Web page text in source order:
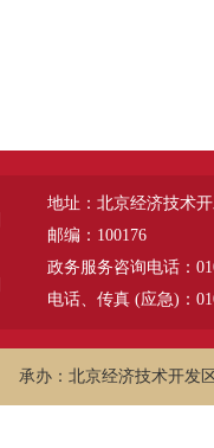
地址：北京经济技术
邮编：100176
政务服务咨询电话：
电话、传真 (应急)：
承办：北京经济技术开发